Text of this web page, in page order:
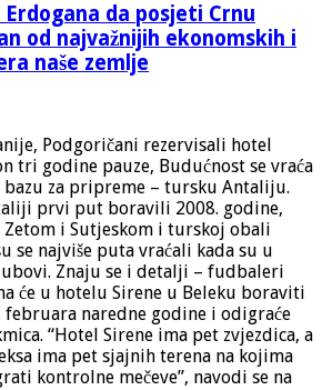
da posjeti Crnu
od najvažnijih ekonomskih i
naše zemlje
Podgoričani rezervisali hotel
tri godine pauze, Budućnost se vraća
za pripreme – tursku Antaliju.
prvi put boravili 2008. godine,
Zetom i Sutjeskom i turskoj obali
se najviše puta vraćali kada su u
Znaju se i detalji – fudbaleri
će u hotelu Sirene u Beleku boraviti
februara naredne godine i odigraće
“Hotel Sirene ima pet zvjezdica, a
ima pet sjajnih terena na kojima
kontrolne mečeve”, navodi se na